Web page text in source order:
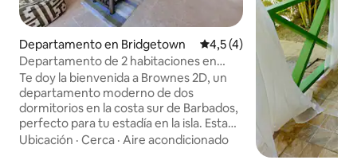
Departamento en Bridgetown Calificación promedio: 4,5
4,5 (4)
Departamento de 2 habitaciones en
Hastings: piscina, gimnasio y cerca de la
playa
Te doy la bienvenida a Brownes 2D, un
departamento moderno de dos
dormitorios en la costa sur de Barbados,
perfecto para tu estadía en la isla. Esta
unidad recién amueblada cuenta con un
Ubicación · Cerca · Aire acondicionado